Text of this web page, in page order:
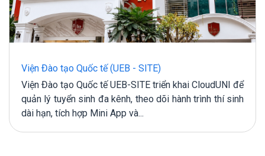
Viện Đào tạo Quốc tế (UEB - SITE)
Viện Đào tạo Quốc tế UEB-SITE triển khai CloudUNI để
quản lý tuyển sinh đa kênh, theo dõi hành trình thí sinh
dài hạn, tích hợp Mini App và...